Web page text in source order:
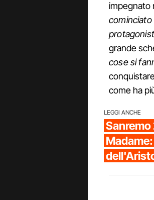
impegnato
grande
cose si
come ha
LEGGI ANCHE